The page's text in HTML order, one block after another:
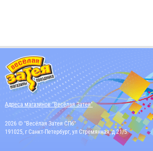
Адреса магазинов "Весёлая Затея"
2026 © "Весёлая Затея СПб"
191025, г Санкт-Петербург, ул Стремянная, д 21/5